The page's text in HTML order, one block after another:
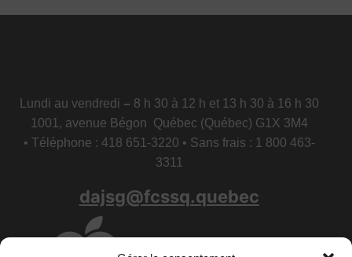
Lundi au vendredi – 8 h 30 à 12 h et 13 h 30 à 16 h 30
1001, avenue Bégon Québec (Québec) G1X 3M4
• Téléphone : 418 651-3220 • Sans frais : 1 800 463-
3311
dajsg@fcssq.quebec